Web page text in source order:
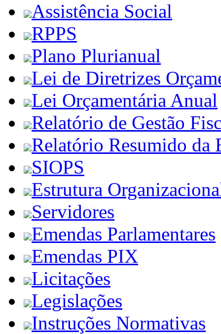
Assistência Social
RPPS
Plano Plurianual
Lei de Diretrizes
Lei Orçamentária Anual
Relatório de Gestão
Relatório Resumido da
SIOPS
Estrutura
Servidores
Emendas Parlamentares
Emendas PIX
Licitações
Legislações
Instruções Normativas